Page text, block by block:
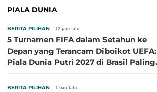
PIALA DUNIA
BERITA PILIHAN 12 jam lalu
5 Turnamen FIFA dalam Setahun ke
Depan yang Terancam Diboikot UEFA:
Piala Dunia Putri 2027 di Brasil Paling
BERITA PILIHAN 1 hari lalu